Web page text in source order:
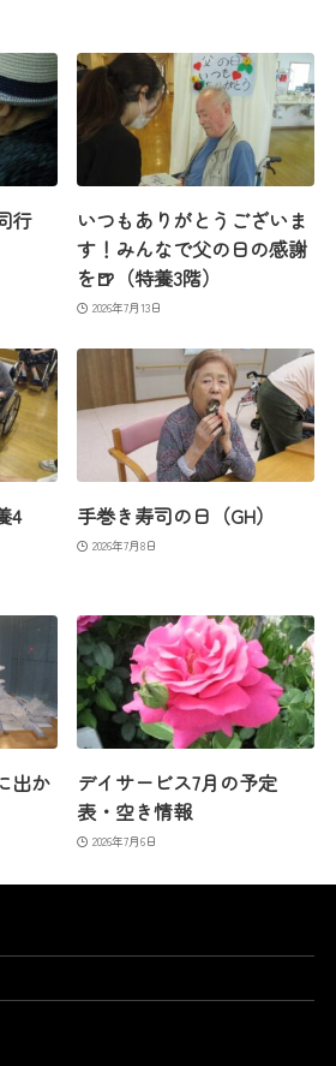
行
いつもありがとうございま
す！みんなで父の日の感謝
を🍺（特養3階）
2026年7月13日
4
手巻き寿司の日（GH）
2026年7月8日
出か
デイサービス7月の予定
表・空き情報
2026年7月6日